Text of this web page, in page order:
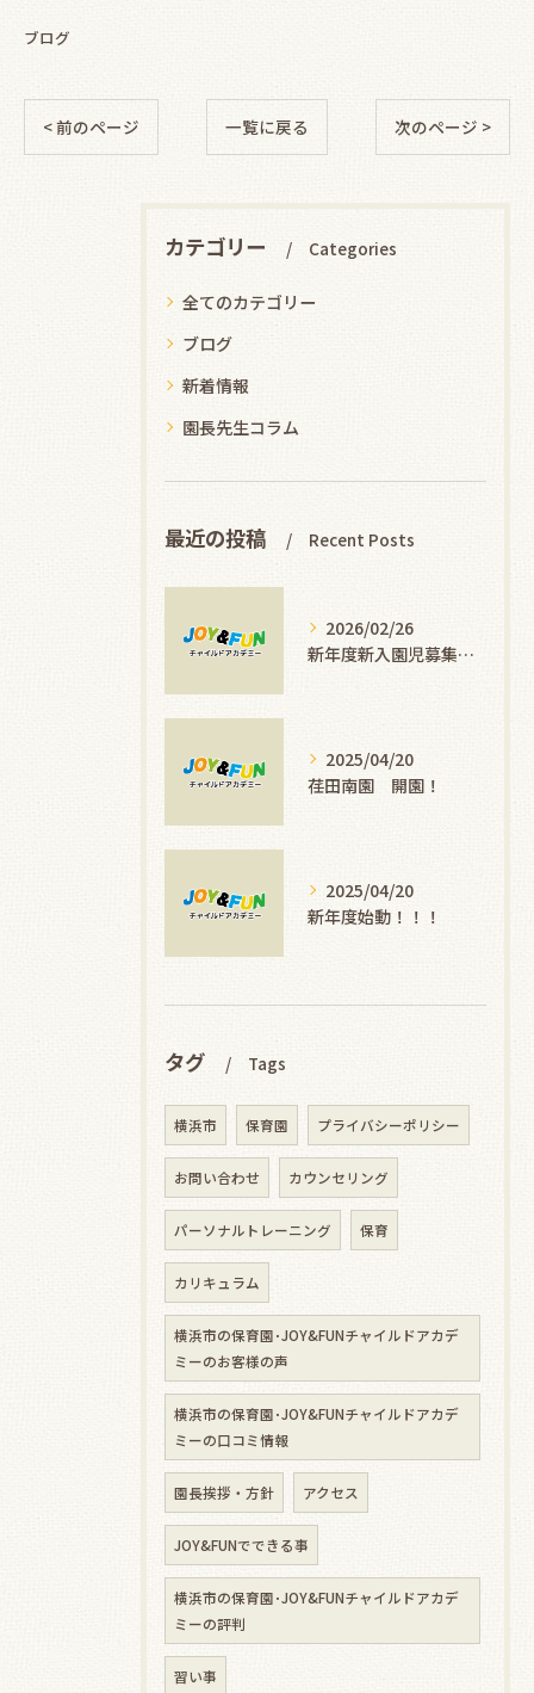
ブログ
< 前のページ 一覧に戻る 次のページ >
カテゴリー Categories
全てのカテゴリー
ブログ
新着情報
園長先生コラム
最近の投稿 Recent Posts
2026/02/26
新年度新入園児募集します！
2025/04/20
荏田南園 開園！
2025/04/20
新年度始動！！！
タグ Tags
横浜市 保育園 プライバシーポリシー
お問い合わせ カウンセリング
パーソナルトレーニング 保育
カリキュラム
横浜市の保育園･JOY&FUNチャイルドアカデ
ミーのお客様の声
横浜市の保育園･JOY&FUNチャイルドアカデ
ミーの口コミ情報
園長挨拶・方針 アクセス
JOY&FUNでできる事
横浜市の保育園･JOY&FUNチャイルドアカデ
ミーの評判
習い事